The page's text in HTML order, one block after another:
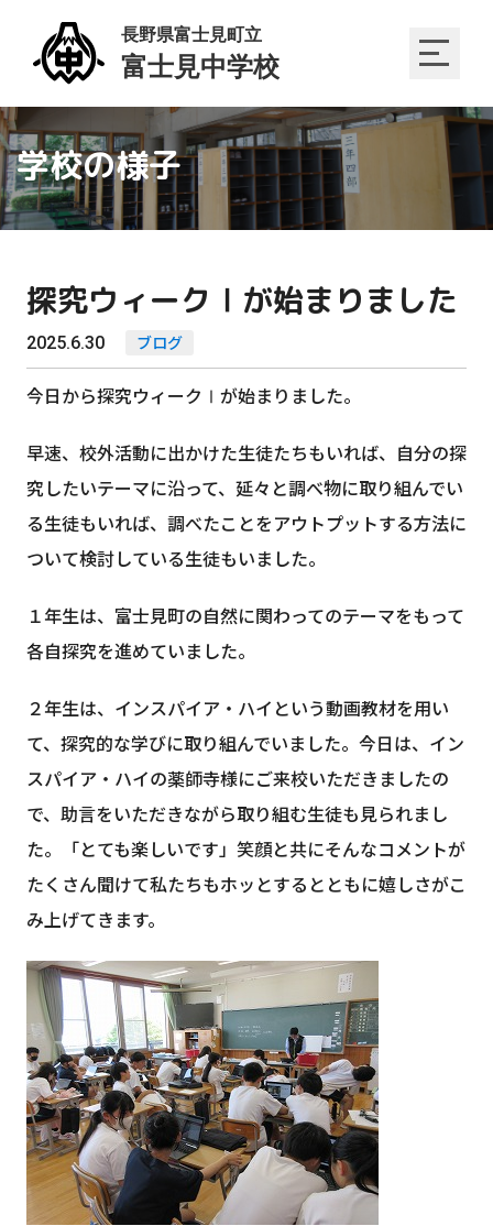
学校の様子
探究ウィークⅠが始まりました
2025.6.30 ブログ
今日から探究ウィークⅠが始まりました。
早速、校外活動に出かけた生徒たちもいれば、自分の探
究したいテーマに沿って、延々と調べ物に取り組んでい
る生徒もいれば、調べたことをアウトプットする方法に
ついて検討している生徒もいました。
１年生は、富士見町の自然に関わってのテーマをもって
各自探究を進めていました。
２年生は、インスパイア・ハイという動画教材を用い
て、探究的な学びに取り組んでいました。今日は、イン
スパイア・ハイの薬師寺様にご来校いただきましたの
で、助言をいただきながら取り組む生徒も見られまし
た。「とても楽しいです」笑顔と共にそんなコメントが
たくさん聞けて私たちもホッとするとともに嬉しさがこ
み上げてきます。